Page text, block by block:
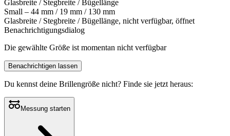
Glasbreite / Stegbreite / Bügellänge
Small – 44 mm / 19 mm / 130 mm
Glasbreite / Stegbreite / Bügellänge, nicht verfügbar, öffnet
Benachrichtigungsdialog
Die gewählte Größe ist momentan nicht verfügbar
Benachrichtigen lassen
Du kennst deine Brillengröße nicht? Finde sie jetzt heraus:
Messung starten